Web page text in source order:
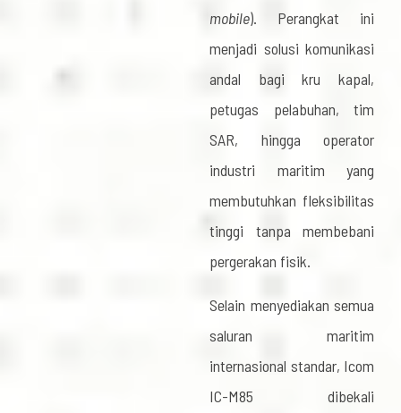
mobile). Perangkat ini
menjadi solusi komunikasi
andal bagi kru kapal,
petugas pelabuhan, tim
SAR, hingga operator
industri maritim yang
membutuhkan fleksibilitas
tinggi tanpa membebani
pergerakan fisik.
Selain menyediakan semua
saluran maritim
internasional standar, Icom
IC-M85 dibekali